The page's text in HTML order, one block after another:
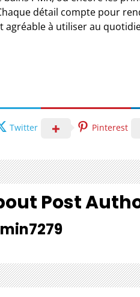
détail compte pour
agréable à utiliser au
Twitter Pinterest
Post